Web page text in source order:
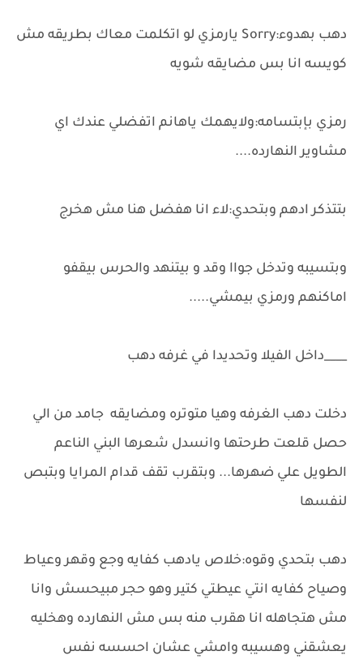
دهب بهدوء:Sorry يارمزي لو اتكلمت معاك بطريقه مش
كويسه انا بس مضايقه شويه
رمزي بإبتسامه:ولايهمك ياهانم اتفضلي عندك اي
مشاوير النهارده....
بتتذكر ادهم وبتحدي:لاء انا هفضل هنا مش هخرج
وبتسيبه وتدخل جواا وقد و بيتنهد والحرس بيقفو
اماكنهم ورمزي بيمشي.....
____داخل الفيلا وتحديدا في غرفه دهب
دخلت دهب الغرفه وهيا متوتره ومضايقه جامد من الي
حصل قلعت طرحتها وانسدل شعرها البني الناعم
الطويل علي ضهرها... وبتقرب تقف قدام المرايا وبتبص
لنفسها
دهب بتحدي وقوه:خلاص يادهب كفايه وجع وقهر وعياط
وصياح كفايه انتي عيطتي كتير وهو حجر مبيحسش وانا
مش هتجاهله انا هقرب منه بس مش النهارده وهخليه
يعشقني وهسيبه وامشي عشان احسسه نفس